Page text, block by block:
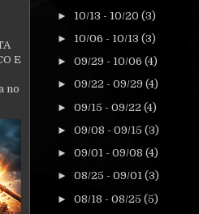
E
no
► 10/13 - 10/20 (3)
► 10/06 - 10/13 (3)
► 09/29 - 10/06 (4)
► 09/22 - 09/29 (4)
► 09/15 - 09/22 (4)
► 09/08 - 09/15 (3)
► 09/01 - 09/08 (4)
► 08/25 - 09/01 (3)
► 08/18 - 08/25 (5)